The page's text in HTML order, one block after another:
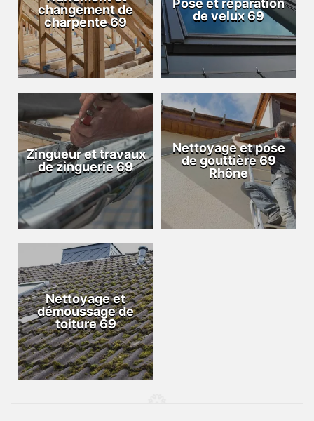
changement de
charpente 69
Pose et réparation
de velux 69
Zingueur et travaux
de zinguerie 69
Nettoyage et pose
de gouttière 69
Rhône
Nettoyage et
démoussage de
toiture 69